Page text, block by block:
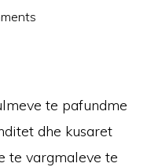
te pafundme
dhe kusaret
te vargmaleve te